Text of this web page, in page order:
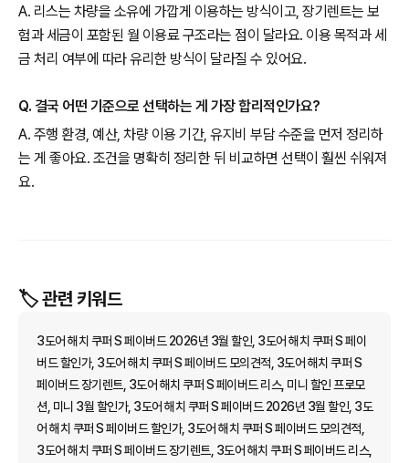
A. 리스는 차량을 소유에 가깝게 이용하는 방식이고, 장기렌트는 보
험과 세금이 포함된 월 이용료 구조라는 점이 달라요. 이용 목적과 세
금 처리 여부에 따라 유리한 방식이 달라질 수 있어요.
Q. 결국 어떤 기준으로 선택하는 게 가장 합리적인가요?
A. 주행 환경, 예산, 차량 이용 기간, 유지비 부담 수준을 먼저 정리하
는 게 좋아요. 조건을 명확히 정리한 뒤 비교하면 선택이 훨씬 쉬워져
요.
🏷️ 관련 키워드
3도어 해치 쿠퍼 S 페이버드 2026년 3월 할인, 3도어 해치 쿠퍼 S 페이
버드 할인가, 3도어 해치 쿠퍼 S 페이버드 모의견적, 3도어 해치 쿠퍼 S
페이버드 장기렌트, 3도어 해치 쿠퍼 S 페이버드 리스, 미니 할인 프로모
션, 미니 3월 할인가, 3도어 해치 쿠퍼 S 페이버드 2026년 3월 할인, 3도
어 해치 쿠퍼 S 페이버드 할인가, 3도어 해치 쿠퍼 S 페이버드 모의견적,
3도어 해치 쿠퍼 S 페이버드 장기렌트, 3도어 해치 쿠퍼 S 페이버드 리스,